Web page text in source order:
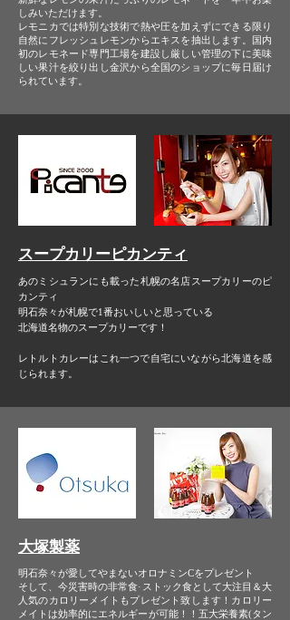
しみいただけます。
レモニカでは特別な技術で熱や圧を加えずにできる限り
自然にフレッシュレモンからエキスを抽出します。国内
初のレモネード専門工場を建設し厳しい管理の下に美味
しい果汁を絞り出し金沢から全国のショップに毎日届け
られています。
スープカリーピカンティ
あのミシュランにも載った 札幌の名店スープカリーのピ
カンティ
明石奈々が札幌で1番おいしいと思っている
北海道名物のスープカリーです！
レトルトカレーはこれ一つで自宅にいながら 北海道を感
じられます。
大塚製薬
明石奈々が愛してやまない オロナミンCをプレゼント
そして、今災害時の非常食·ストック食として 大注目＆大
人気のカロリーメイトも プレゼント致します！カロリー
メイトは 効率的にエネルギーが可能！！ 五大栄養素(タン